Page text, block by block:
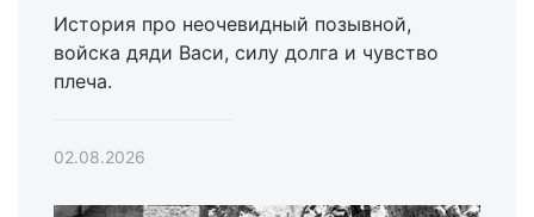
История про неочевидный позывной,
войска дяди Васи, силу долга и чувство
плеча.
02.08.2026